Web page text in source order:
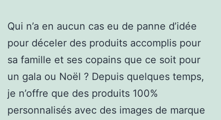
Qui n’a en aucun cas eu de panne d’idée
pour déceler des produits accomplis pour
sa famille et ses copains que ce soit pour
un gala ou Noël ? Depuis quelques temps,
je n’offre que des produits 100%
personnalisés avec des images de marque